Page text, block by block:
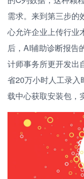
需求。来到第三步的
心允许企业上传行业
后，AI辅助诊断报告
计师事务所更开发出
省20万小时人工录
载中心获取安装包，